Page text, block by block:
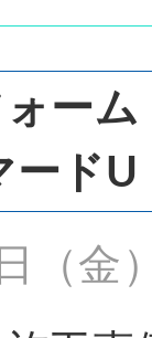
ォ
ドU
（金